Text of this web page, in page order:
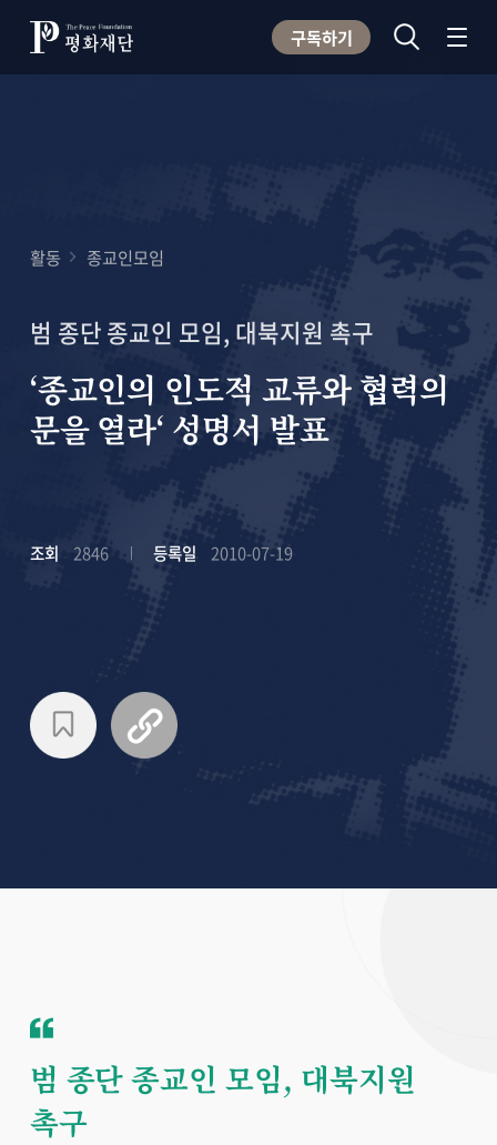
구독하기
활동 종교인모임
범 종단 종교인 모임, 대북지원 촉구
‘종교인의 인도적 교류와 협력의
문을 열라‘ 성명서 발표
조회 2846 등록일 2010-07-19
범 종단 종교인 모임, 대북지원
촉구